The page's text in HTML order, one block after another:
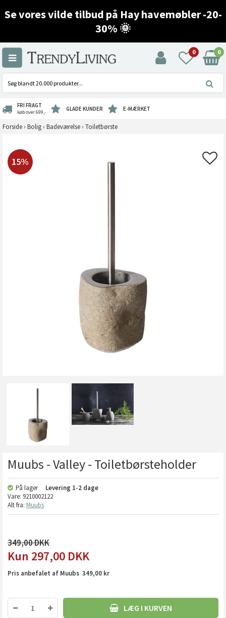
Se vores vilde tilbud på Hay havemøbler -20-
30% 🌞
0 0
FRI FRAGT
køb over 699,- GLADE KUNDER E-MÆRKET
Forside › Bolig › Badeværelse › Toiletbørste
15%
Muubs - Valley - Toiletbørsteholder
På lager Levering 1-2 dage
Vare: 9210002122
Alt fra: Muubs
349,00
297,00 DKK
Pris anbefalet af Muubs 349,00 kr
LÆG I KURVEN